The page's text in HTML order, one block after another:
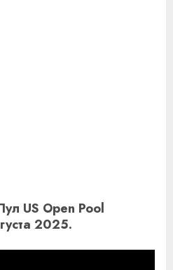
US Open Pool
2025.